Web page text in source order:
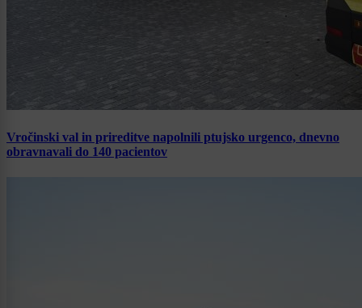
Vročinski val in prireditve napolnili ptujsko urgenco, dnevno
obravnavali do 140 pacientov